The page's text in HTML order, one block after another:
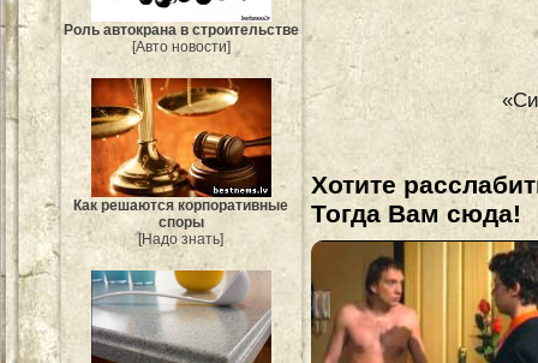
Роль автокрана в строительстве
[Авто новости]
Как решаются корпоративные
споры
[Надо знать]
Хотите
Тогда Вам сюда!